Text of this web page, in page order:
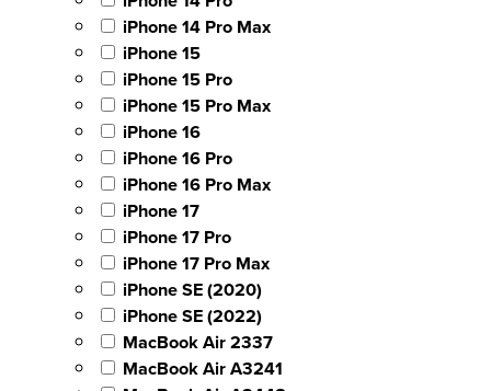
iPhone 14 Pro Max
iPhone 15
iPhone 15 Pro
iPhone 15 Pro Max
iPhone 16
iPhone 16 Pro
iPhone 16 Pro Max
iPhone 17
iPhone 17 Pro
iPhone 17 Pro Max
iPhone SE (2020)
iPhone SE (2022)
MacBook Air 2337
MacBook Air A3241